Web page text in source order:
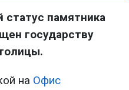
памятника
государству
на Офис